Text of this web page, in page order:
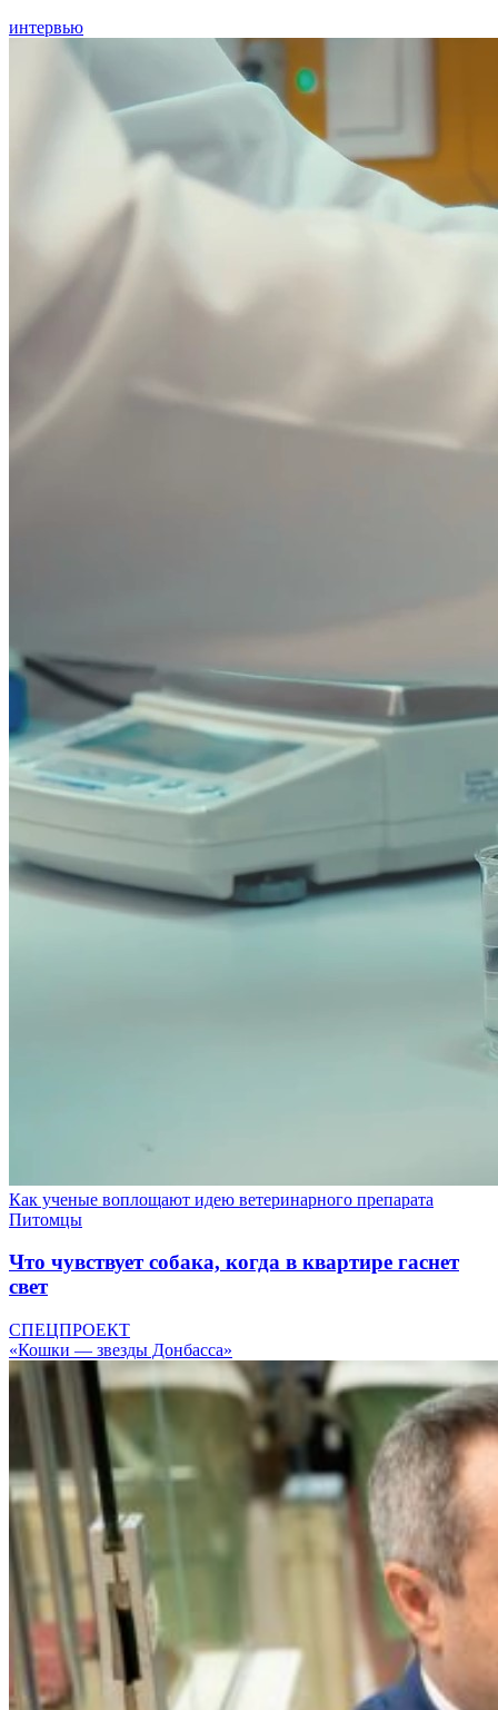
интервью
Как ученые воплощают идею ветеринарного препарата
Питомцы
Что чувствует собака, когда в квартире гаснет
свет
СПЕЦПРОЕКТ
«Кошки — звезды Донбасса»